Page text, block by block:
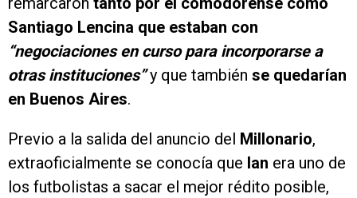
Santiago Lencina que estaban con
“negociaciones en curso para incorporarse a
otras instituciones”y que también se quedarían
en Buenos Aires.
Previo a la salida del anuncio del Millonario,
extraoficialmente se conocía que Ian era uno de
los futbolistas a sacar el mejor rédito posible,